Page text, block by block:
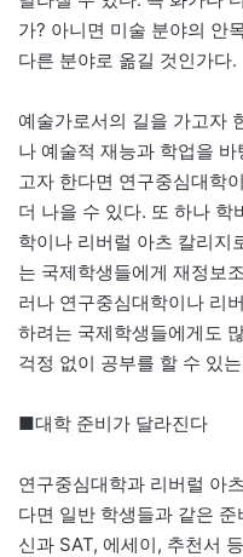
가? 아니면 미술 분야의 안
다른 분야로 옮길 것인가다.
예술가로서의 길을 가고자
나 예술적 재능과 학업을
고자 한다면 연구중심대학
더 나을 수 있다. 또 하나 학
학이나 리버럴 아츠 칼리지
는 국제학생들에게 재정보
러나 연구중심대학이나 리
하려는 국제학생들에게도
걱정 없이 공부를 할 수 있
■대학 준비가 달라진다
연구중심대학과 리버럴 아
다면 일반 학생들과 같은
신과 SAT, 에세이, 추천서